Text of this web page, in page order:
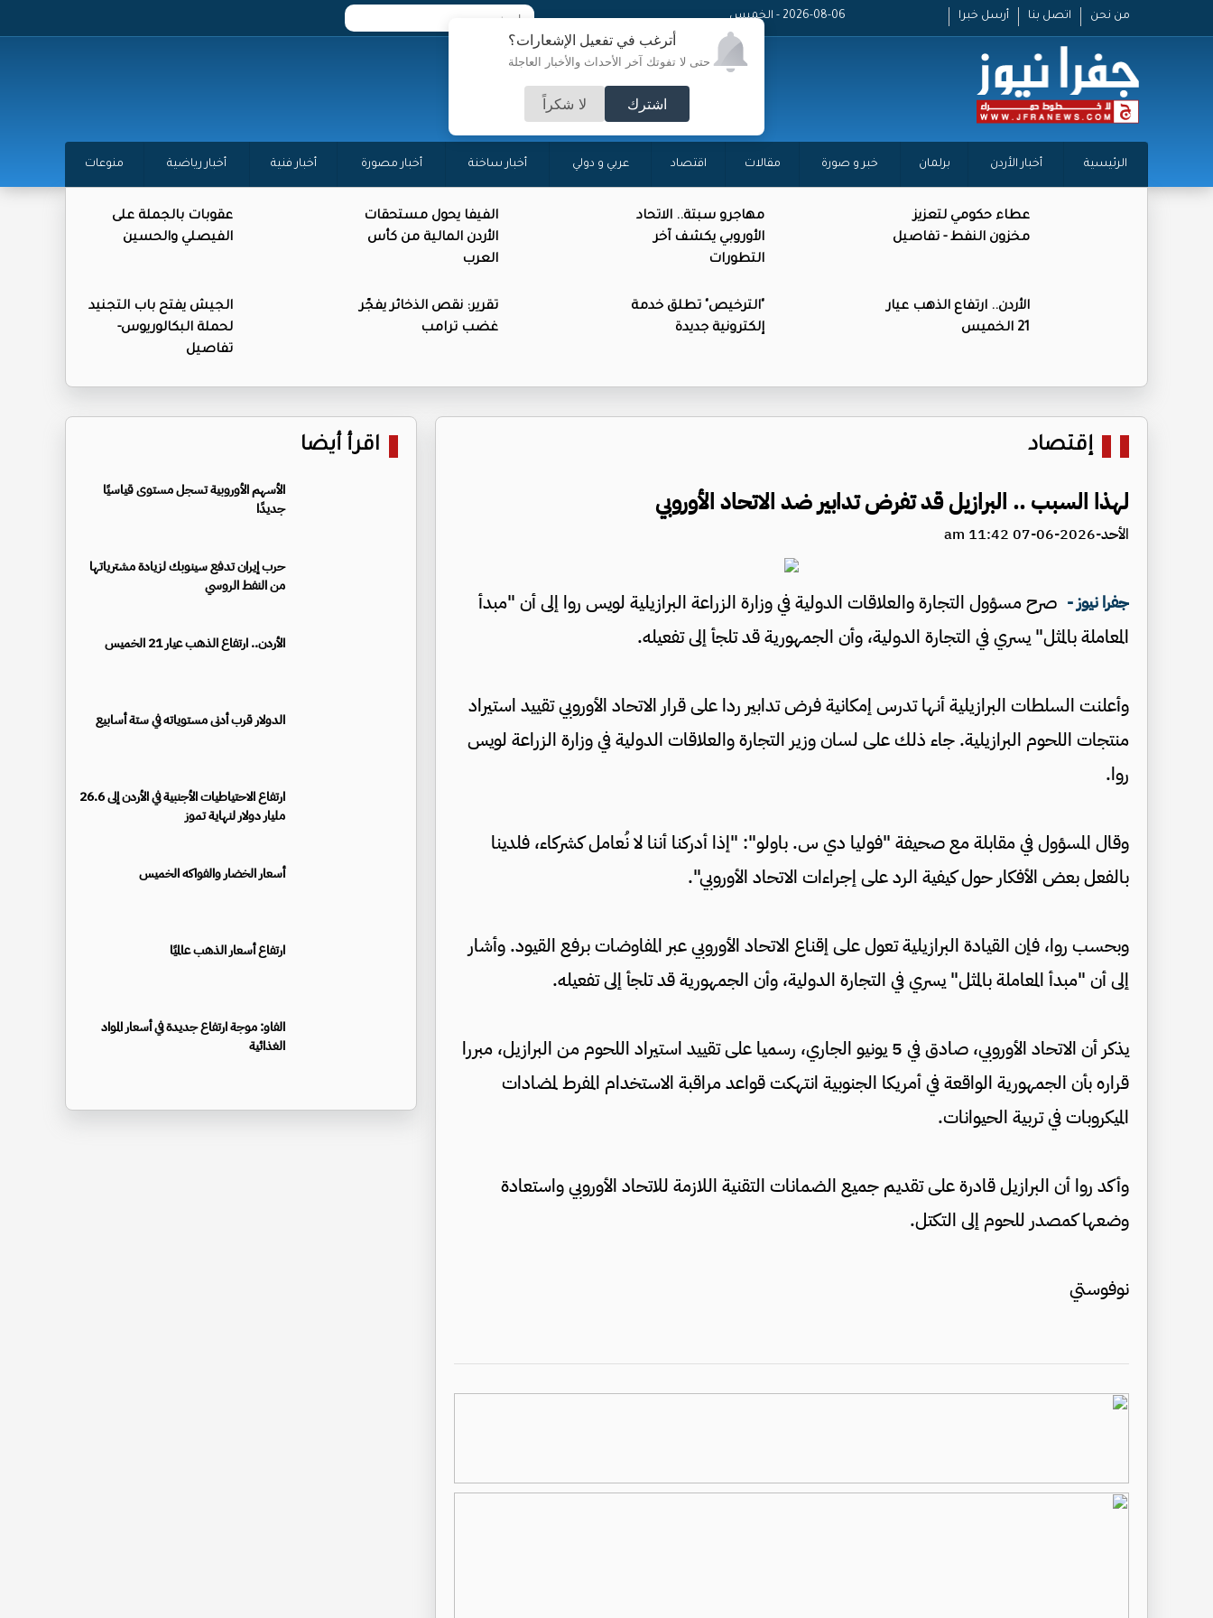
أترغب في تفعيل الإشعارات؟
حتى لا تفوتك آخر الأحداث والأخبار العاجلة
اشترك لا شكراً
من نحن اتصل بنا أرسل خبرا 2026-08-06 - الخميس
الرئيسية أخبار الأردن برلمان خبر و صورة مقالات اقتصاد عربي و دولي أخبار ساخنة أخبار مصورة أخبار فنية أخبار رياضية منوعات
عطاء حكومي لتعزيز
مخزون النفط - تفاصيل
مهاجرو سبتة.. الاتحاد
الأوروبي يكشف آخر
التطورات
الفيفا يحول مستحقات
الأردن المالية من كأس
العرب
عقوبات بالجملة على
الفيصلي والحسين
الأردن.. ارتفاع الذهب عيار
21 الخميس
"الترخيص" تطلق خدمة
إلكترونية جديدة
تقرير: نقص الذخائر يفجّر
غضب ترامب
الجيش يفتح باب التجنيد
لحملة البكالوريوس-
تفاصيل
إقتصاد
لهذا السبب .. البرازيل قد تفرض تدابير ضد الاتحاد الأوروبي
الأحد-2026-06-07 11:42 am
جفرا نيوز - صرح مسؤول التجارة والعلاقات الدولية في وزارة الزراعة البرازيلية لويس روا إلى أن "مبدأ
المعاملة بالمثل" يسري في التجارة الدولية، وأن الجمهورية قد تلجأ إلى تفعيله.
وأعلنت السلطات البرازيلية أنها تدرس إمكانية فرض تدابير ردا على قرار الاتحاد الأوروبي تقييد استيراد
منتجات اللحوم البرازيلية. جاء ذلك على لسان وزير التجارة والعلاقات الدولية في وزارة الزراعة لويس
روا.
وقال المسؤول في مقابلة مع صحيفة "فوليا دي س. باولو": "إذا أدركنا أننا لا نُعامل كشركاء، فلدينا
بالفعل بعض الأفكار حول كيفية الرد على إجراءات الاتحاد الأوروبي".
وبحسب روا، فإن القيادة البرازيلية تعول على إقناع الاتحاد الأوروبي عبر المفاوضات برفع القيود. وأشار
إلى أن "مبدأ المعاملة بالمثل" يسري في التجارة الدولية، وأن الجمهورية قد تلجأ إلى تفعيله.
يذكر أن الاتحاد الأوروبي، صادق في 5 يونيو الجاري، رسميا على تقييد استيراد اللحوم من البرازيل، مبررا
قراره بأن الجمهورية الواقعة في أمريكا الجنوبية انتهكت قواعد مراقبة الاستخدام المفرط لمضادات
الميكروبات في تربية الحيوانات.
وأكد روا أن البرازيل قادرة على تقديم جميع الضمانات التقنية اللازمة للاتحاد الأوروبي واستعادة
وضعها كمصدر للحوم إلى التكتل.
نوفوستي
اقرأ أيضا
الأسهم الأوروبية تسجل مستوى قياسيًا
جديدًا
حرب إيران تدفع سينوبك لزيادة مشترياتها
من النفط الروسي
الأردن.. ارتفاع الذهب عيار 21 الخميس
الدولار قرب أدنى مستوياته في ستة أسابيع
ارتفاع الاحتياطيات الأجنبية في الأردن إلى 26.6
مليار دولار لنهاية تموز
أسعار الخضار والفواكه الخميس
ارتفاع أسعار الذهب عالميًا
الفاو: موجة ارتفاع جديدة في أسعار المواد
الغذائية